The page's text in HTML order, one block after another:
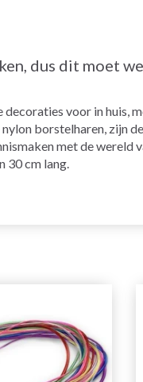
dus dit moet
voor in huis,
borstelharen, zijn
met de
30 cm lang.